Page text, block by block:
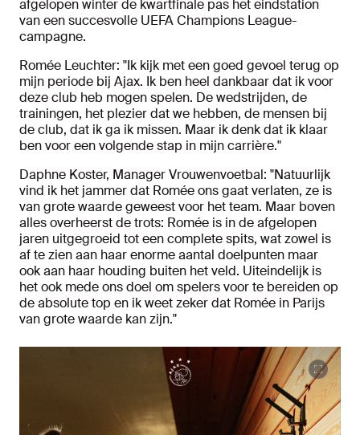
afgelopen winter de kwartfinale pas het eindstation
van een succesvolle UEFA Champions League-
campagne.
Romée Leuchter: "Ik kijk met een goed gevoel terug op
mijn periode bij Ajax. Ik ben heel dankbaar dat ik voor
deze club heb mogen spelen. De wedstrijden, de
trainingen, het plezier dat we hebben, de mensen bij
de club, dat ik ga ik missen. Maar ik denk dat ik klaar
ben voor een volgende stap in mijn carrière."
Daphne Koster, Manager Vrouwenvoetbal: "Natuurlijk
vind ik het jammer dat Romée ons gaat verlaten, ze is
van grote waarde geweest voor het team. Maar boven
alles overheerst de trots: Romée is in de afgelopen
jaren uitgegroeid tot een complete spits, wat zowel is
af te zien aan haar enorme aantal doelpunten maar
ook aan haar houding buiten het veld. Uiteindelijk is
het ook mede ons doel om spelers voor te bereiden op
de absolute top en ik weet zeker dat Romée in Parijs
van grote waarde kan zijn."